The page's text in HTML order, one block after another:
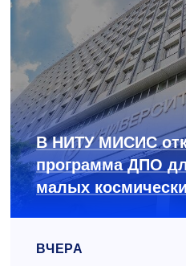
В НИТУ МИСИС
программа ДПО
малых
ВЧЕРА